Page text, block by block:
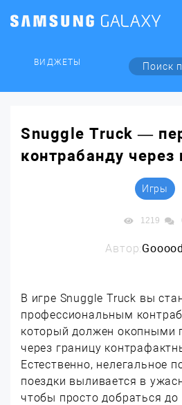
ВИДЖЕТЫ
Snuggle Truck —
контрабанду через
Игры
1219
Автор:
В игре Snuggle Truck вы
профессиональным
который должен окопными
через границу
Естественно, нелегальное
поездки выливается в
чтобы просто добраться